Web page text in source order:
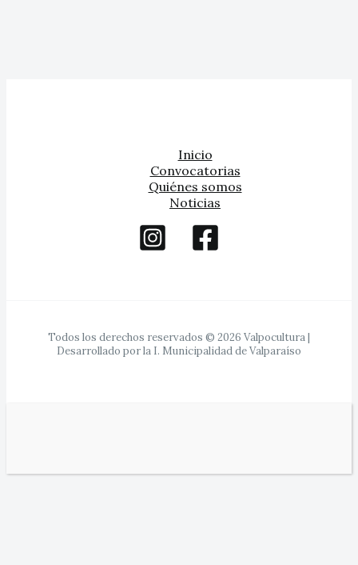
Inicio
Convocatorias
Quiénes somos
Noticias
Todos los derechos reservados © 2026 Valpocultura |
Desarrollado por la I. Municipalidad de Valparaíso